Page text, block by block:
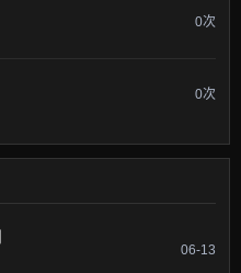
0次
0次
06-13